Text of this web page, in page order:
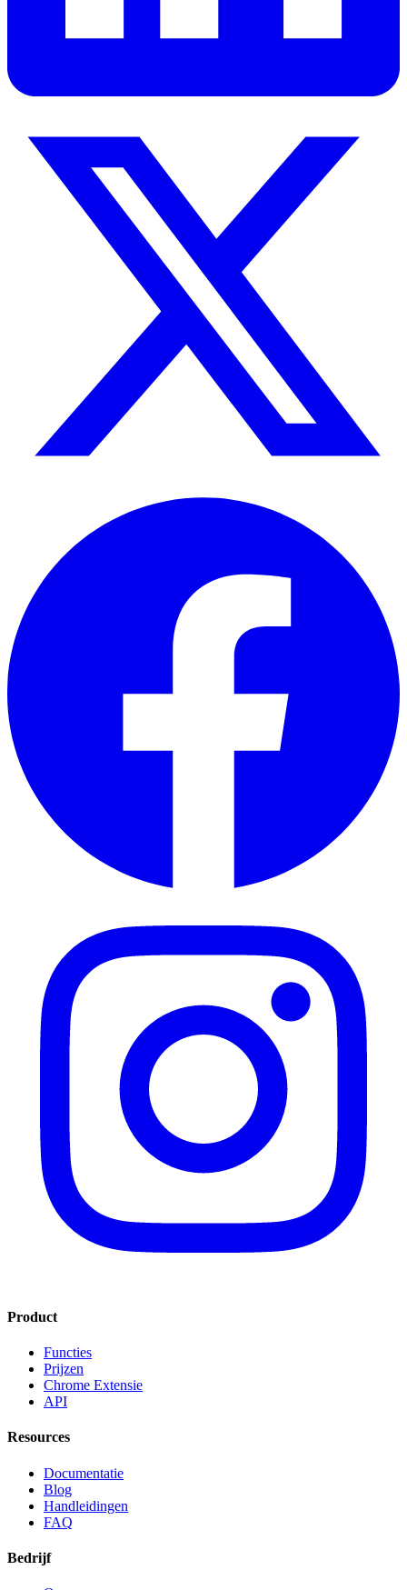
Product
Functies
Prijzen
Chrome Extensie
API
Resources
Documentatie
Blog
Handleidingen
FAQ
Bedrijf